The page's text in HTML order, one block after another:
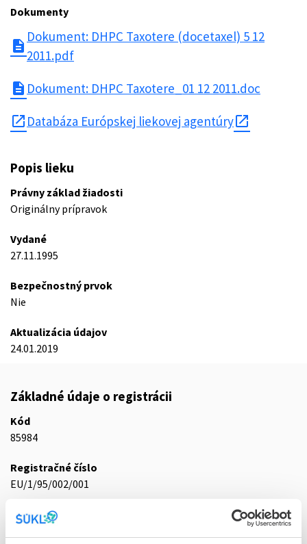
Dokumenty
description
Dokument: DHPC Taxotere (docetaxel) 5 12
2011.pdf
description Dokument: DHPC Taxotere_01 12 2011.doc
open_in_new Databáza Európskej liekovej agentúry
Popis lieku
Právny základ žiadosti
Originálny prípravok
Vydané
27.11.1995
Bezpečnostný prvok
Nie
Aktualizácia údajov
24.01.2019
Základné údaje o registrácii
Kód
85984
Registračné číslo
EU/1/95/002/001
Doplnok